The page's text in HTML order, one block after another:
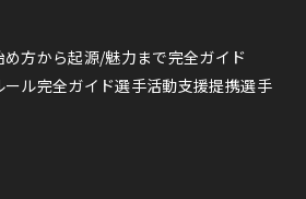
方から起源/魅力まで完全ガイド
ール完全ガイド選手活動支援提携選手